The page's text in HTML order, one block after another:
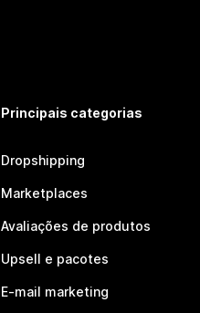
Principais categorias
Dropshipping
Marketplaces
Avaliações de produtos
Upsell e pacotes
E-mail marketing